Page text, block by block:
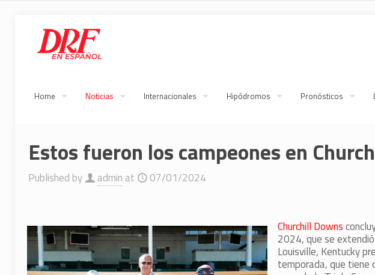
Home Noticias Internacionales Hipódromos Pronósticos
Estos fueron los campeones en
Published by admin at 07/01/2024
Churchill Downs
2024, que se
Louisville, Kentucky
temporada, que tiene